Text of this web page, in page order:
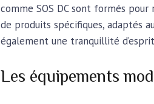
comme SOS DC sont formés
de produits spécifiques, adaptés
également une tranquillité
Les équipements